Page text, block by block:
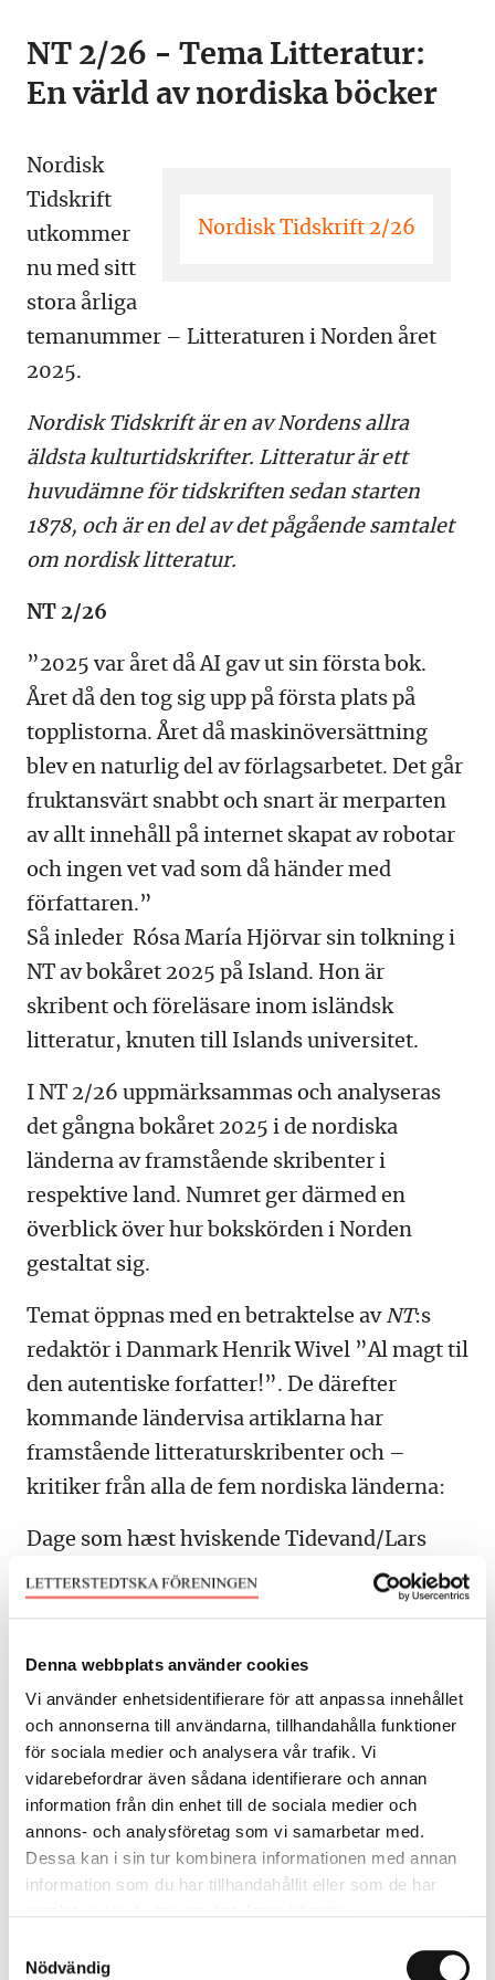
Denna webbplats använder cookies
Vi använder enhetsidentifierare för att anpassa innehållet
och annonserna till användarna, tillhandahålla funktioner
för sociala medier och analysera vår trafik. Vi
vidarebefordrar även sådana identifierare och annan
information från din enhet till de sociala medier och
annons- och analysföretag som vi samarbetar med.
Dessa kan i sin tur kombinera informationen med annan
information som du har tillhandahållit eller som de har
Nödvändig
NT 2/26 - Tema Litteratur:
En värld av nordiska böcker
Nordisk Tidskrift 2/26
Nordisk
Tidskrift
utkommer
nu med sitt
stora årliga
temanummer – Litteraturen i Norden året
2025.
Nordisk Tidskrift är en av Nordens allra
äldsta kulturtidskrifter. Litteratur är ett
huvudämne för tidskriften sedan starten
1878, och är en del av det pågående samtalet
om nordisk litteratur.
NT 2/26
”2025 var året då AI gav ut sin första bok.
Året då den tog sig upp på första plats på
topplistorna. Året då maskinöversättning
blev en naturlig del av förlagsarbetet. Det går
fruktansvärt snabbt och snart är merparten
av allt innehåll på internet skapat av robotar
och ingen vet vad som då händer med
författaren.”
Så inleder Rósa María Hjörvar sin tolkning i
NT av bokåret 2025 på Island. Hon är
skribent och föreläsare inom isländsk
litteratur, knuten till Islands universitet.
I NT 2/26 uppmärksammas och analyseras
det gångna bokåret 2025 i de nordiska
länderna av framstående skribenter i
respektive land. Numret ger därmed en
överblick över hur bokskörden i Norden
gestaltat sig.
Temat öppnas med en betraktelse av NT:s
redaktör i Danmark Henrik Wivel ”Al magt til
den autentiske forfatter!”. De därefter
kommande ländervisa artiklarna har
framstående litteraturskribenter och –
kritiker från alla de fem nordiska länderna:
Dage som hæst hviskende Tidevand/Lars
Bukdahl, Danmark
Rikt romanår där Fagerholm tronar i
toppen/Tomi Riitamaa, Finlandssvensk
Att stanna upp en stund/Rósa María Hjövar,
Island
Det tynnes i en stor
forfattergenerasjon/Hans H. Skei, Norge
Läsarens medskapande/Therese Eriksson,
Litteraturtemat avslutas liksom tidigare år